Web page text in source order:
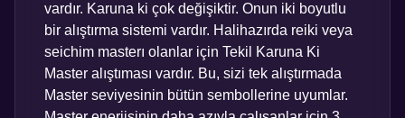
vardır. Karuna ki çok değişiktir. Onun iki boyutlu
bir alıştırma sistemi vardır. Halihazırda reiki veya
seichim masterı olanlar için Tekil Karuna Ki
Master alıştıması vardır. Bu, sizi tek alıştırmada
Master seviyesinin bütün sembollerine uyumlar.